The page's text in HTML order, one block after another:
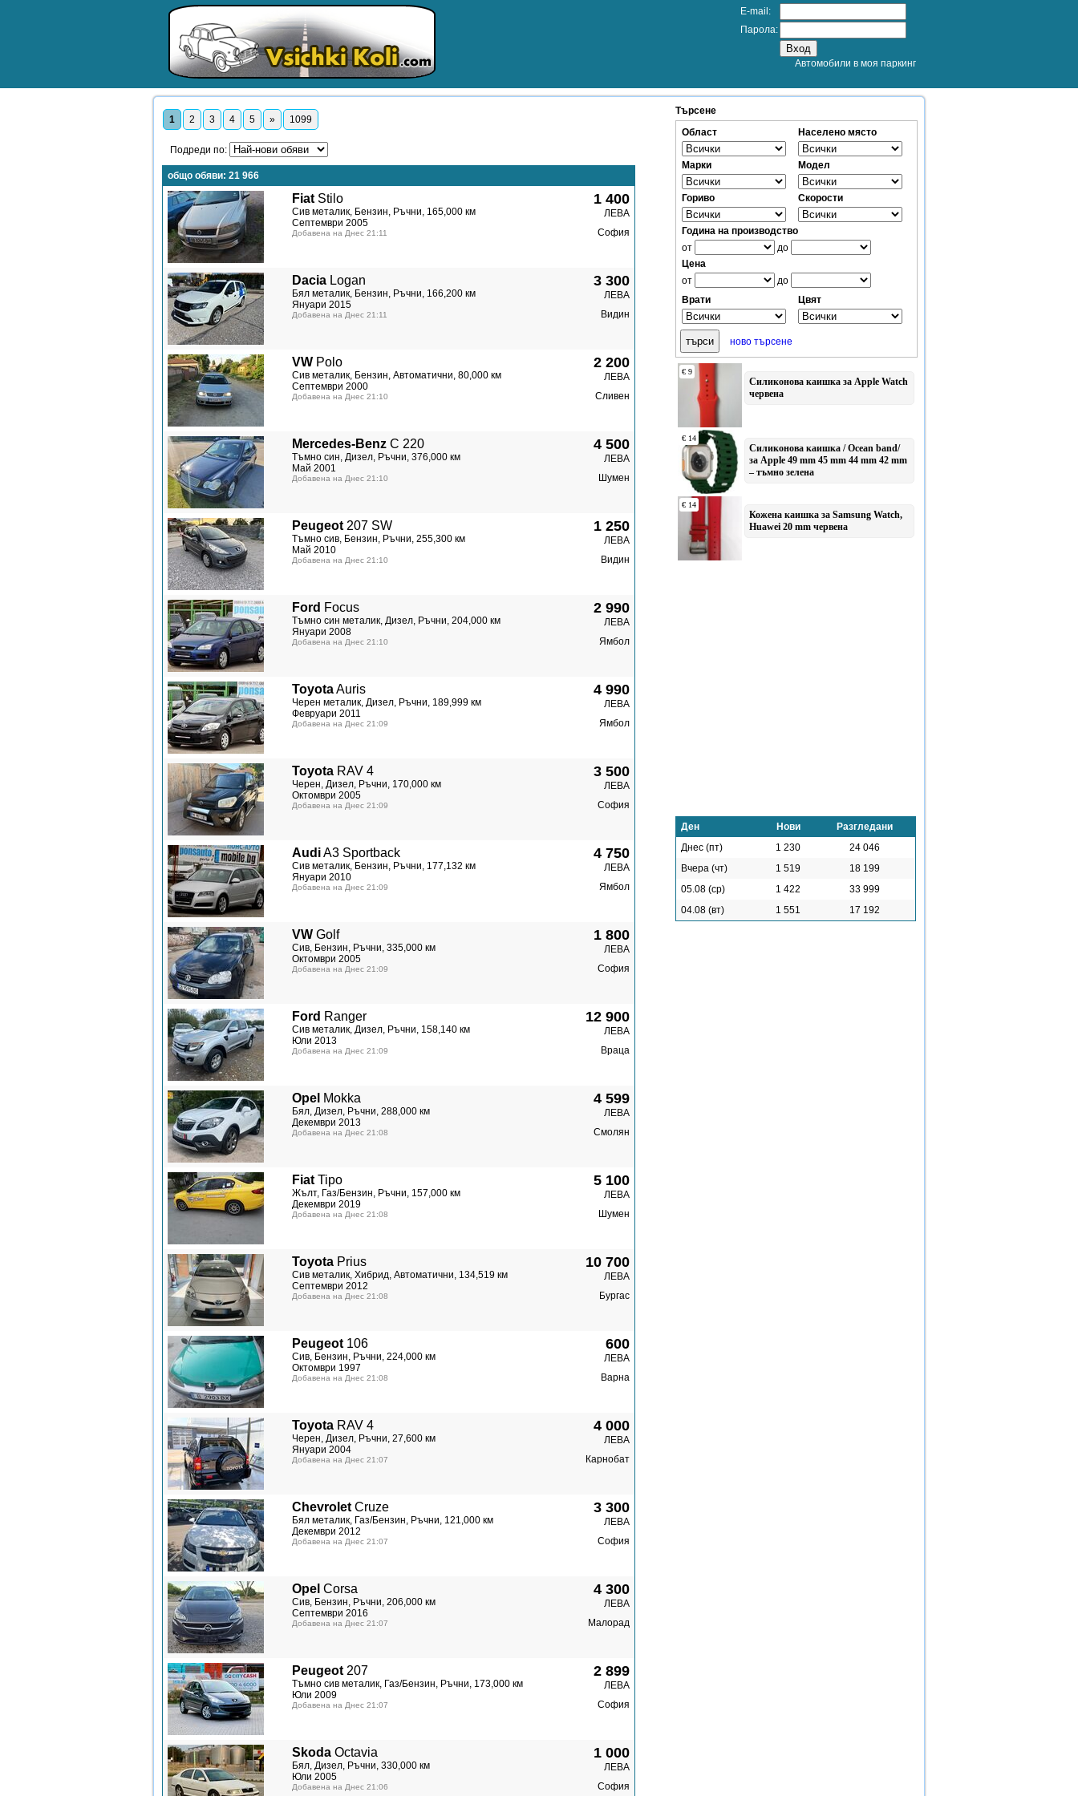
E-mail:
Парола:
Автомобили в моя паркинг
1 2 3 4 5 » 1099
Подреди по:
общо обяви: 21 966
Fiat Stilo
Сив металик, Бензин, Ръчни, 165,000 км
Септември 2005
Добавена на Днес 21:11
1 400
ЛЕВА
София
Dacia Logan
Бял металик, Бензин, Ръчни, 166,200 км
Януари 2015
Добавена на Днес 21:11
3 300
ЛЕВА
Видин
VW Polo
Сив металик, Бензин, Автоматични, 80,000 км
Септември 2000
Добавена на Днес 21:10
2 200
ЛЕВА
Сливен
Mercedes-Benz C 220
Тъмно син, Дизел, Ръчни, 376,000 км
Май 2001
Добавена на Днес 21:10
4 500
ЛЕВА
Шумен
Peugeot 207 SW
Тъмно сив, Бензин, Ръчни, 255,300 км
Май 2010
Добавена на Днес 21:10
1 250
ЛЕВА
Видин
Ford Focus
Тъмно син металик, Дизел, Ръчни, 204,000 км
Януари 2008
Добавена на Днес 21:10
2 990
ЛЕВА
Ямбол
ToyotaAuris
Черен металик, Дизел, Ръчни, 189,999 км
Февруари 2011
Добавена на Днес 21:09
4 990
ЛЕВА
Ямбол
Toyota RAV 4
Черен, Дизел, Ръчни, 170,000 км
Октомври 2005
Добавена на Днес 21:09
3 500
ЛЕВА
София
AudiA3 Sportback
Сив металик, Бензин, Ръчни, 177,132 км
Януари 2010
Добавена на Днес 21:09
4 750
ЛЕВА
Ямбол
VW Golf
Сив, Бензин, Ръчни, 335,000 км
Октомври 2005
Добавена на Днес 21:09
1 800
ЛЕВА
София
Ford Ranger
Сив металик, Дизел, Ръчни, 158,140 км
Юли 2013
Добавена на Днес 21:09
12 900
ЛЕВА
Враца
Opel Mokka
Бял, Дизел, Ръчни, 288,000 км
Декември 2013
Добавена на Днес 21:08
4 599
ЛЕВА
Смолян
Fiat Tipo
Жълт, Газ/Бензин, Ръчни, 157,000 км
Декември 2019
Добавена на Днес 21:08
5 100
ЛЕВА
Шумен
Toyota Prius
Сив металик, Хибрид, Автоматични, 134,519 км
Септември 2012
Добавена на Днес 21:08
10 700
ЛЕВА
Бургас
Peugeot 106
Сив, Бензин, Ръчни, 224,000 км
Октомври 1997
Добавена на Днес 21:08
600
ЛЕВА
Варна
Toyota RAV 4
Черен, Дизел, Ръчни, 27,600 км
Януари 2004
Добавена на Днес 21:07
4 000
ЛЕВА
Карнобат
Chevrolet Cruze
Бял металик, Газ/Бензин, Ръчни, 121,000 км
Декември 2012
Добавена на Днес 21:07
3 300
ЛЕВА
София
Opel Corsa
Сив, Бензин, Ръчни, 206,000 км
Септември 2016
Добавена на Днес 21:07
4 300
ЛЕВА
Малорад
Peugeot 207
Тъмно сив металик, Газ/Бензин, Ръчни, 173,000 км
Юли 2009
Добавена на Днес 21:07
2 899
ЛЕВА
София
Skoda Octavia
Бял, Дизел, Ръчни, 330,000 км
Юли 2005
Добавена на Днес 21:06
1 000
ЛЕВА
София
Търсене
Област
Населено място
Марки Модел
Гориво Скорости
Година на производство
от
до
Цена
от
до
Врати
Цвят
ново търсене
Ден Нови
Разгледани
Днес (пт)
1 230
24 046
Вчера (чт)
1 519
18 199
05.08 (ср)
1 422
33 999
04.08 (вт)
1 551 17 192